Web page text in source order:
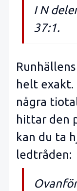
I N
37:1.
helt exakt.
några
hittar den
kan du ta
ledtråden: